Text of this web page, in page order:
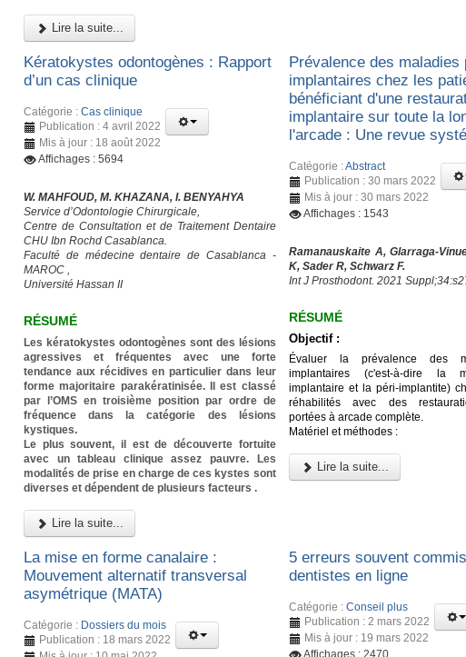
Lire la suite...
Kératokystes odontogènes : Rapport
d’un cas clinique
Catégorie : Cas clinique
Publication : 4 avril 2022
Mis à jour : 18 août 2022
Affichages : 5694
W. MAHFOUD, M. KHAZANA, I. BENYAHYA
Service d’Odontologie Chirurgicale,
Centre de Consultation et de Traitement Dentaire
CHU Ibn Rochd Casablanca.
Faculté de médecine dentaire de Casablanca -
MAROC ,
Université Hassan II
RÉSUMÉ
Les kératokystes odontogènes sont des lésions
agressives et fréquentes avec une forte
tendance aux récidives en particulier dans leur
forme majoritaire parakératinisée. Il est classé
par l’OMS en troisième position par ordre de
fréquence dans la catégorie des lésions
kystiques.
Le plus souvent, il est de découverte fortuite
avec un tableau clinique assez pauvre. Les
modalités de prise en charge de ces kystes sont
diverses et dépendent de plusieurs facteurs .
Lire la suite...
Prévalence des maladies
implantaires chez les
bénéficiant d'une
implantaire sur toute la
l'arcade : Une revue
Catégorie :Abstract
Publication : 30 mars 2022
Mis à jour : 30 mars 2022
Affichages : 1543
Ramanauskaite A, Glarraga-
K, Sader R, Schwarz F.
Int J Prosthodont. 2021
RÉSUMÉ
Objectif :
Évaluer la prévalence des
implantaires (c'est-à-dire la
implantaire et la péri-implantite)
réhabilités avec des
portées à arcade complète.
Matériel et méthodes :
Lire la suite...
La mise en forme canalaire :
Mouvement alternatif transversal
asymétrique (MATA)
Catégorie : Dossiers du mois
Publication : 18 mars 2022
5 erreurs souvent
dentistes en ligne
Catégorie :Conseil plus
Publication : 2 mars 2022
Mis à jour : 19 mars 2022
Affichages : 2470